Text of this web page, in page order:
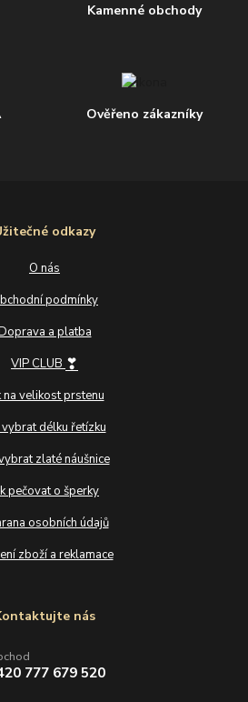
Kamenné obchody
Ověřeno zákazníky
odkazy
O nás
podmínky
a platba
VIP CLUB ❣
na velikost prstenu
vybrat délku řetízku
zlaté náušnice
pečovat o šperky
osobních údajů
zboží a reklamace
nás
777 679 520